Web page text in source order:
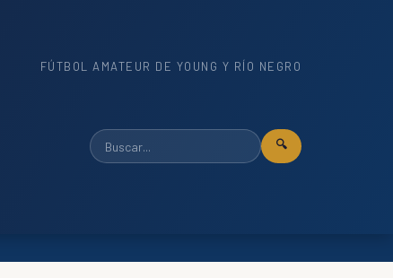
FÚTBOL AMATEUR DE YOUNG Y RÍO NEGRO
🔍